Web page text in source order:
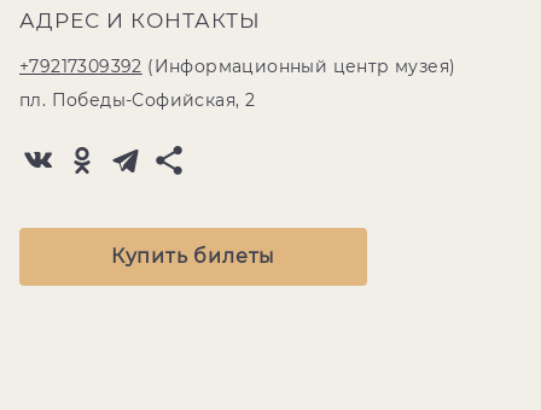
АДРЕС И КОНТАКТЫ
+79217309392 (Информационный центр музея)
пл. Победы-Софийская, 2
Купить билеты